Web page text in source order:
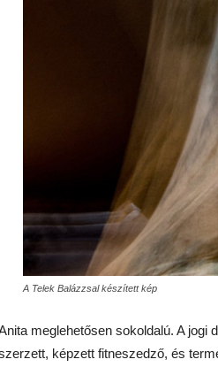
A Telek Balázzsal készített kép
meglehetősen sokoldalú. A jogi
képzett fitneszedző, és